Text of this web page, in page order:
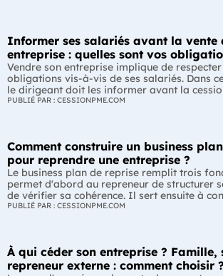
Informer ses salariés avant la vente
entreprise : quelles sont vos
Vendre son entreprise implique de
obligations vis-à-vis de ses salariés. Dans
le dirigeant doit les informer avant la
leur permettre, s'ils le souhaitent, de
L'essentiel Les entreprises de moins de 250 salariés sont
soumises, dans certains cas, à une obligation
d'information préalable des salariés. Cette
concerne la vente d'un fonds de commerce
de la majorité des titres d'une société. Le
d'information varie selon la taille de
L'obligation d'information concerne
certaines entreprises et certaines opérations
Vous êtes concerné si : votre entreprise emploie moins
PUBLIÉ PAR : CESSIONPME.COM
Comment construire un business
pour reprendre une entreprise ?
Le business plan de reprise remplit trois
permet d'abord au repreneur de structurer
de vérifier sa cohérence. Il sert ensuite à
banques et les partenaires financiers de
consiste pas à reprendre les anciens
l'entreprise. Il explique comment l'entreprise
PUBLIÉ PAR : CESSIONPME.COM
À qui céder son entreprise ? Famille,
repreneur externe : comment choisir ?